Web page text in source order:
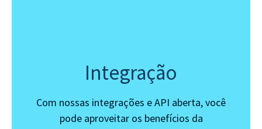
Integração
Com nossas integrações e API aberta, você
pode aproveitar os benefícios da